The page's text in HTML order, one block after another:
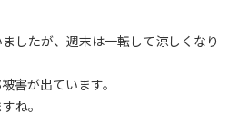
したが、週末は一転して涼しくなり
害が出ています。
ね。